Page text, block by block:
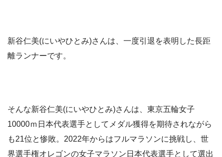
新谷仁美(にいやひとみ)さんは、一度引退を表明した長距
離ランナーです。
そんな新谷仁美(にいやひとみ)さんは、東京五輪女子
10000ｍ日本代表選手としてメダル獲得を期待されながら
も21位と惨敗。2022年からはフルマラソンに挑戦し、世
界選手権オレゴンの女子マラソン日本代表選手として選出